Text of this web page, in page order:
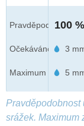
Pravděpod.
Očekáváno
Maximum
100 %
3
5
Pravděpodobnost
srážek. Maximum